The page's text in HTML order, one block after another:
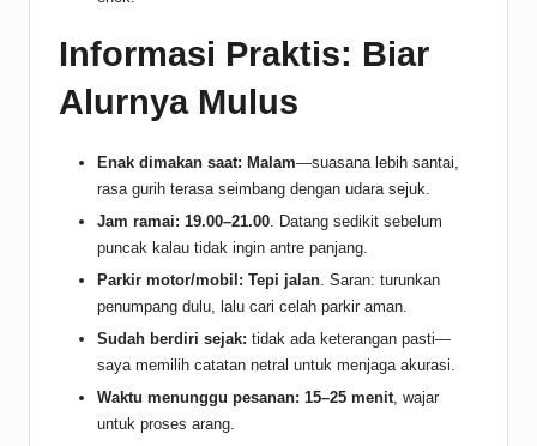
Informasi Praktis: Biar
Alurnya Mulus
Enak dimakan saat: Malam—suasana lebih santai,
rasa gurih terasa seimbang dengan udara sejuk.
Jam ramai: 19.00–21.00. Datang sedikit sebelum
puncak kalau tidak ingin antre panjang.
Parkir motor/mobil: Tepi jalan. Saran: turunkan
penumpang dulu, lalu cari celah parkir aman.
Sudah berdiri sejak: tidak ada keterangan pasti—
saya memilih catatan netral untuk menjaga akurasi.
Waktu menunggu pesanan: 15–25 menit, wajar
untuk proses arang.